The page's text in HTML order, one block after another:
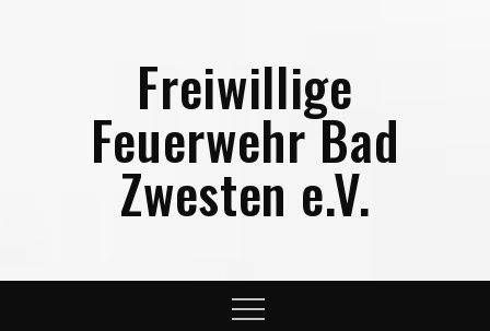
Freiwillige
Feuerwehr Bad
Zwesten e.V.
Menu